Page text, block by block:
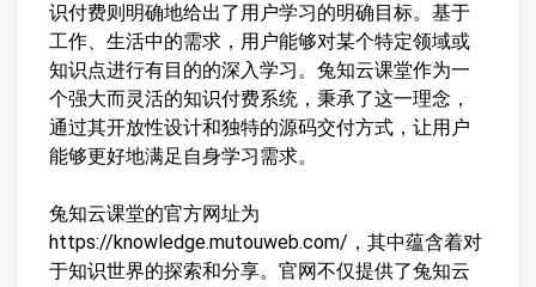
识付费则明确地给出了用户学习的明确目标。基于
工作、生活中的需求，用户能够对某个特定领域或
知识点进行有目的的深入学习。兔知云课堂作为一
个强大而灵活的知识付费系统，秉承了这一理念，
通过其开放性设计和独特的源码交付方式，让用户
能够更好地满足自身学习需求。
兔知云课堂的官方网址为
https://knowledge.mutouweb.com/，其中蕴含着对
于知识世界的探索和分享。官网不仅提供了兔知云